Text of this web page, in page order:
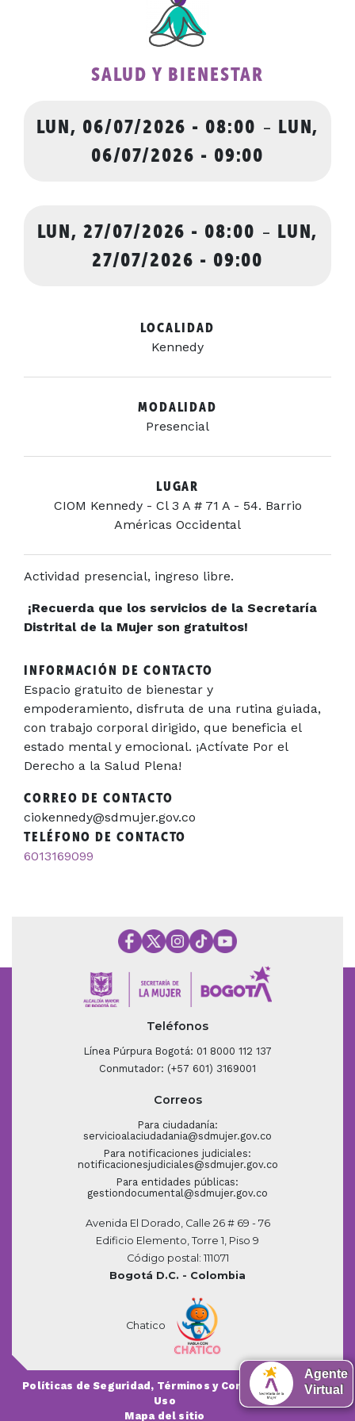
SALUD Y BIENESTAR
LUN, 06/07/2026 - 08:00 - LUN,
06/07/2026 - 09:00
LUN, 27/07/2026 - 08:00 - LUN,
27/07/2026 - 09:00
LOCALIDAD
Kennedy
MODALIDAD
Presencial
LUGAR
CIOM Kennedy - Cl 3 A # 71 A - 54. Barrio
Américas Occidental
Actividad presencial, ingreso libre.
¡Recuerda que los servicios de la Secretaría
Distrital de la Mujer son gratuitos!
INFORMACIÓN DE CONTACTO
Espacio gratuito de bienestar y
empoderamiento, disfruta de una rutina guiada,
con trabajo corporal dirigido, que beneficia el
estado mental y emocional. ¡Actívate Por el
Derecho a la Salud Plena!
CORREO DE CONTACTO
ciokennedy@sdmujer.gov.co
TELÉFONO DE CONTACTO
6013169099
Teléfonos
Línea Púrpura Bogotá: 01 8000 112 137
Conmutador: (+57 601) 3169001
Correos
Para ciudadanía:
servicioalaciudadania@sdmujer.gov.co
Para notificaciones judiciales:
notificacionesjudiciales@sdmujer.gov.co
Para entidades públicas:
gestiondocumental@sdmujer.gov.co
Avenida El Dorado, Calle 26 # 69 - 76
Edificio Elemento, Torre 1, Piso 9
Código postal: 111071
Bogotá D.C. - Colombia
Chatico
Políticas de Seguridad, Términos y Condiciones de
Uso
Mapa del sitio
Agente
Virtual